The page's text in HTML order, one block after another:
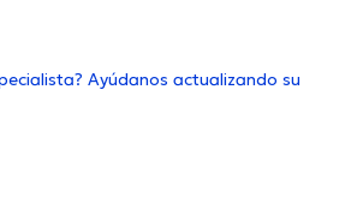
Ayúdanos actualizando su